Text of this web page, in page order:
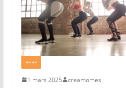
BÉBÉ
1 mars 2025 creamomes